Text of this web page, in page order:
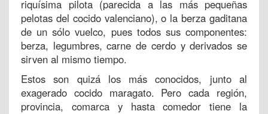
riquísima pilota (parecida a las más pequeñas
pelotas del cocido valenciano), o la berza gaditana
de un sólo vuelco, pues todos sus componentes:
berza, legumbres, carne de cerdo y derivados se
sirven al mismo tiempo.
Estos son quizá los más conocidos, junto al
exagerado cocido maragato. Pero cada región,
provincia, comarca y hasta comedor tiene la